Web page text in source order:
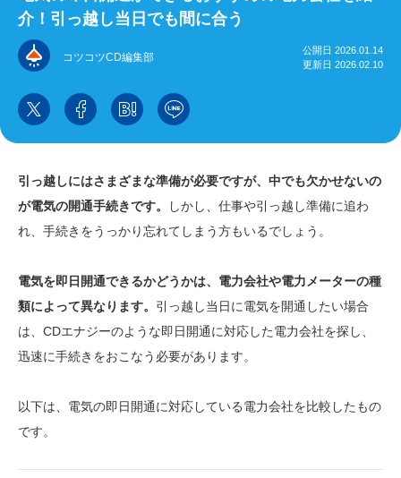
介！引っ越し当日でも間に合う
コツコツCD編集部
公開日 2026.01.14
更新日 2026.02.10
引っ越しにはさまざまな準備が必要ですが、中でも欠かせないの
が電気の開通手続きです。
しかし、仕事や引っ越し準備に追わ
れ、手続きをうっかり忘れてしまう方もいるでしょう。
電気を即日開通できるかどうかは、電力会社や電力メーターの種
類によって異なります。 引っ越し当日に電気を開通したい場合
は、CDエナジーのような即日開通に対応した電力会社を探し、
迅速に手続きをおこなう必要があります。
以下は、電気の即日開通に対応している電力会社を比較したもの
です。